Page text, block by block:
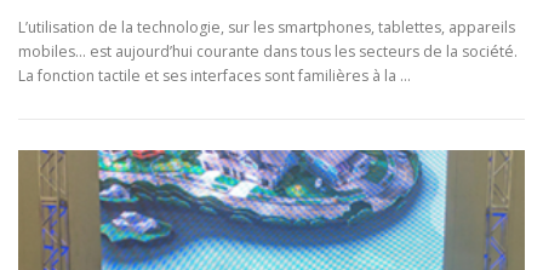
L’utilisation de la technologie, sur les smartphones, tablettes, appareils
mobiles… est aujourd’hui courante dans tous les secteurs de la société.
La fonction tactile et ses interfaces sont familières à la …